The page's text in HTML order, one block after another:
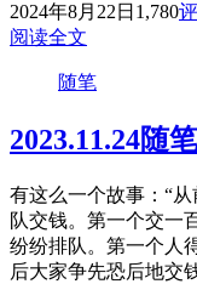
2024年8月22日 1,780
阅读全文
随笔
2023.11.24随笔
有这么一个故事：“
队交钱。第一个交一
纷纷排队。第一个人
后大家争先恐后地交